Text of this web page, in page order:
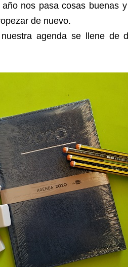
nos pasa cosas buenas
de nuevo.
agenda se llene de